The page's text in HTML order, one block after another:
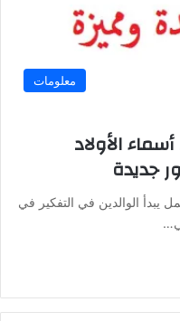
معلومات
الأولاد
جديدة
يبدأ الوالدين في التفكير في